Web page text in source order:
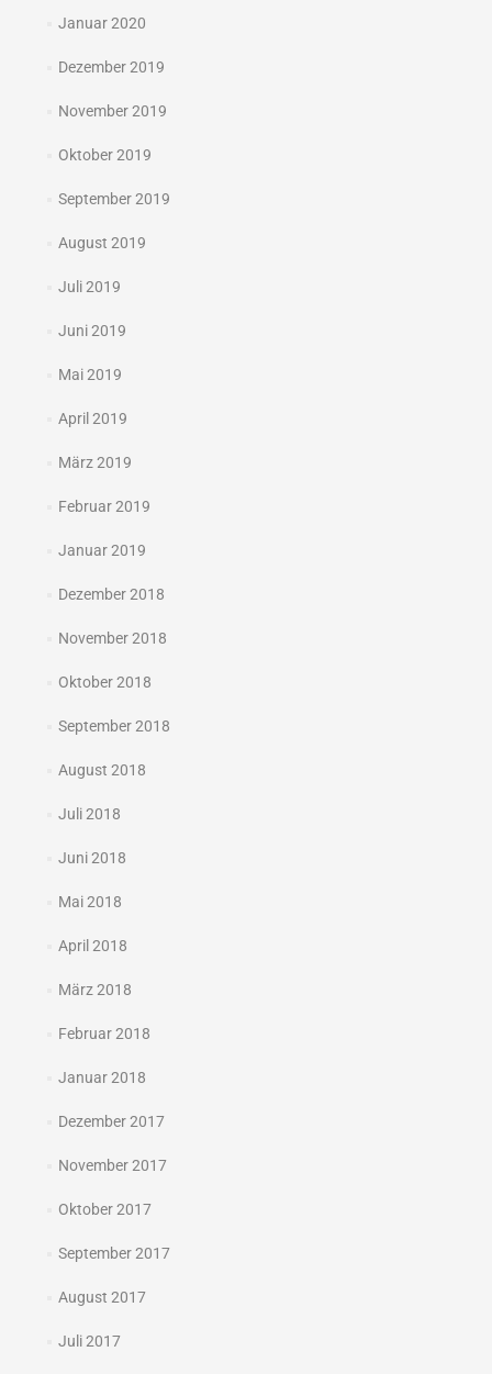
Januar 2020
Dezember 2019
November 2019
Oktober 2019
September 2019
August 2019
Juli 2019
Juni 2019
Mai 2019
April 2019
März 2019
Februar 2019
Januar 2019
Dezember 2018
November 2018
Oktober 2018
September 2018
August 2018
Juli 2018
Juni 2018
Mai 2018
April 2018
März 2018
Februar 2018
Januar 2018
Dezember 2017
November 2017
Oktober 2017
September 2017
August 2017
Juli 2017